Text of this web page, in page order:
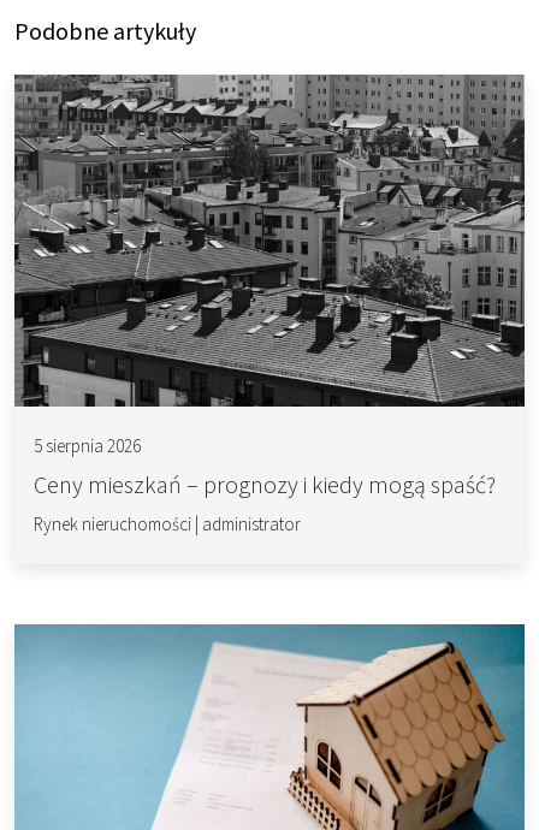
Podobne artykuły
5 sierpnia 2026
Ceny mieszkań – prognozy i kiedy mogą spaść?
Rynek nieruchomości| administrator